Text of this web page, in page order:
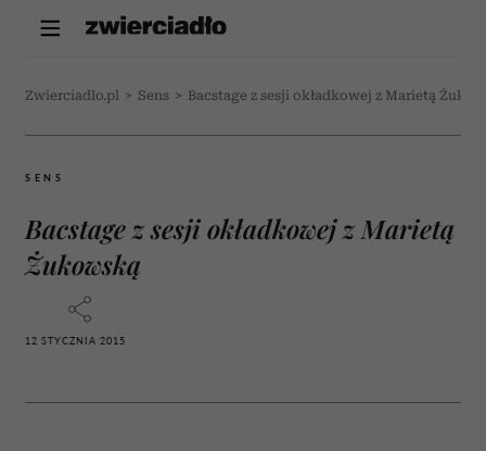
Zwierciadlo.pl > Sens > Bacstage z sesji okładkowej z Marietą
SENS
Bacstage z sesji okładkowej z Marietą
Żukowską
12 STYCZNIA 2015